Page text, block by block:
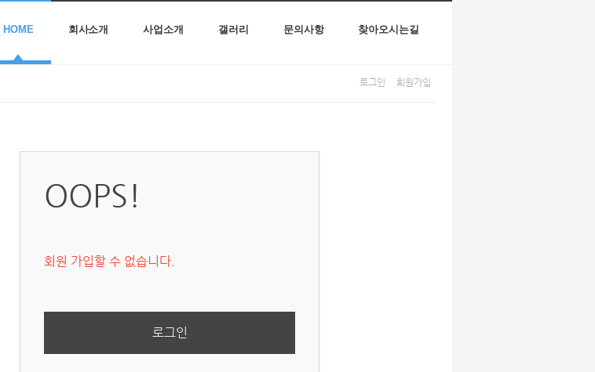
HOME 회사소개 사업소개 갤러리 문의사항 찾아오시는길
로그인 회원가입
OOPS!
회원 가입할 수 없습니다.
로그인